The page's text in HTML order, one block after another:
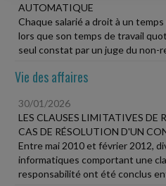
AUTOMATIQUE
Chaque salarié a droit à un
lors que son temps de travail
seul constat par un juge du non-
Vie des affaires
30/01/2026
LES CLAUSES LIMITATIVES DE
CAS DE RÉSOLUTION D'UN
Entre mai 2010 et février 2012,
informatiques comportant une
responsabilité ont été conclus